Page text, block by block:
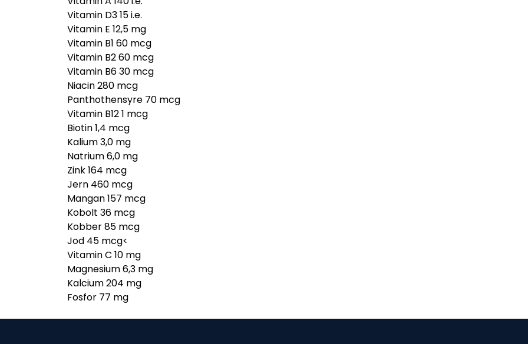
Vitamin D3 15 i.e.
Vitamin E 12,5 mg
Vitamin B1 60 mcg
Vitamin B2 60 mcg
Vitamin B6 30 mcg
Niacin 280 mcg
Panthothensyre 70 mcg
Vitamin B12 1 mcg
Biotin 1,4 mcg
Kalium 3,0 mg
Natrium 6,0 mg
Zink 164 mcg
Jern 460 mcg
Mangan 157 mcg
Kobolt 36 mcg
Kobber 85 mcg
Jod 45 mcg<
Vitamin C 10 mg
Magnesium 6,3 mg
Kalcium 204 mg
Fosfor 77 mg